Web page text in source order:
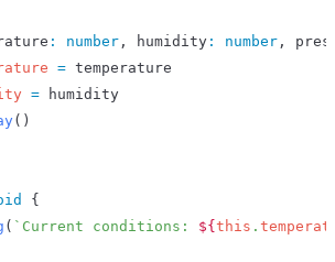
: number , humidity : number ,
= temperature
= humidity
()
{
( `Current conditions: ${ this .